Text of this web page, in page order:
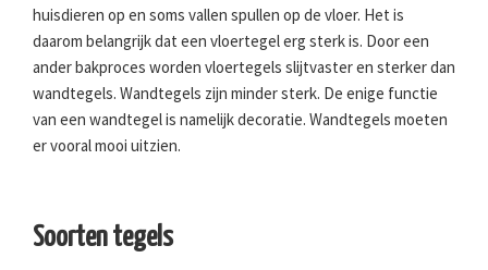
huisdieren op en soms vallen spullen op de vloer. Het is
daarom belangrijk dat een vloertegel erg sterk is. Door een
ander bakproces worden vloertegels slijtvaster en sterker dan
wandtegels. Wandtegels zijn minder sterk. De enige functie
van een wandtegel is namelijk decoratie. Wandtegels moeten
er vooral mooi uitzien.
Soorten tegels